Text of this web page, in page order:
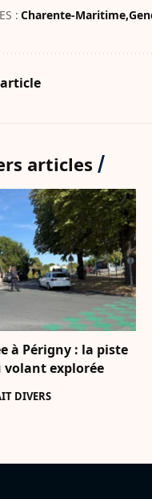
: Charente-Maritime
articles
à Périgny : la piste
volant explorée
DIVERS